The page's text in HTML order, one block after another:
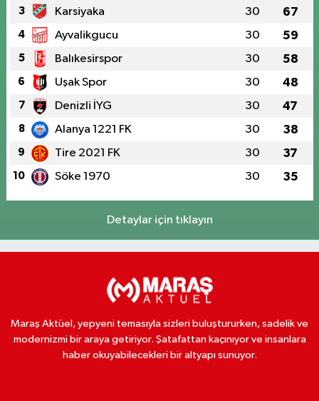
3 Karsiyaka 30 67
4 Ayvalikgucu 30 59
5 Balıkesirspor 30 58
6 Uşak Spor 30 48
7 Denizli İYG 30 47
8 Alanya 1221 FK 30 38
9 Tire 2021 FK 30 37
10 Söke 1970 30 35
Detaylar için tıklayın
Maraş Aktüel, yepyeni temasıyla sizleri buluştururken, sadelik ve
modernizmi bir araya getiriyor. Şatafattan kaçınıyor ve insanlara
haber okuyabilecekleri bir altyapı sunuyor.